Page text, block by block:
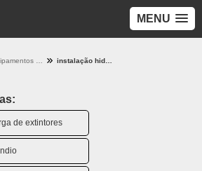
MENU
de extintores